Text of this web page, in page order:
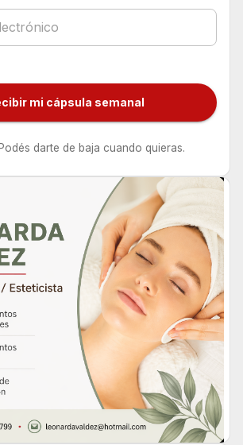
mi cápsula semanal
darte de baja cuando quieras.